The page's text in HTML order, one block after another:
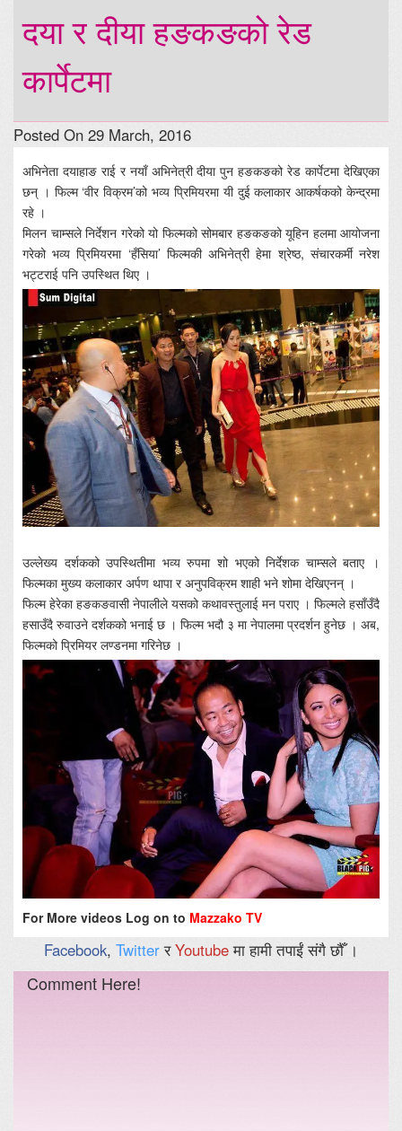
दया र दीया हङकङको रेड
कार्पेटमा
Posted On 29 March, 2016
अभिनेता दयाहाङ राई र नयाँ अभिनेत्री दीया पुन हङकङको रेड कार्पेटमा देखिएका
छन् । फिल्म ‘वीर विक्रम’को भव्य प्रिमियरमा यी दुई कलाकार आकर्षकको केन्द्रमा
रहे ।
मिलन चाम्सले निर्देशन गरेको यो फिल्मको सोमबार हङकङको यूहिन हलमा आयोजना
गरेको भव्य प्रिमियरमा ‘हँसिया’ फिल्मकी अभिनेत्री हेमा श्रेष्ठ, संचारकर्मी नरेश
भट्टराई पनि उपस्थित थिए ।
उल्लेख्य दर्शकको उपस्थितीमा भव्य रुपमा शो भएको निर्देशक चाम्सले बताए ।
फिल्मका मुख्य कलाकार अर्पण थापा र अनुपविक्रम शाही भने शोमा देखिएनन् ।
फिल्म हेरेका हङकङवासी नेपालीले यसको कथावस्तुलाई मन पराए । फिल्मले हसाँउँदै
हसाउँदै रुवाउने दर्शकको भनाई छ । फिल्म भदौ ३ मा नेपालमा प्रदर्शन हुनेछ । अब,
फिल्मको प्रिमियर लण्डनमा गरिनेछ ।
For More videos Log on to Mazzako TV
Facebook, TwitterरYoutubeमा हामी तपाईं संगै छौँ ।
Comment Here!